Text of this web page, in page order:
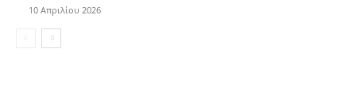
10 Απριλίου 2026